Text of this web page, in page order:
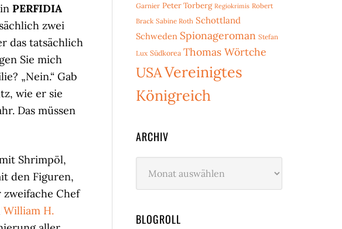
PERFIDIA
zwei
das tatsächlich
Sie mich
„Nein.“ Gab
wie er sie
Das müssen
Shrimpöl,
den Figuren,
zweifache Chef
William H.
Garnier Peter Torberg Regiokrimis Robert
Brack Sabine Roth Schottland
Schweden Spionageroman Stefan
Lux Südkorea Thomas Wörtche
USAVereinigtes
Königreich
ARCHIV
BLOGROLL